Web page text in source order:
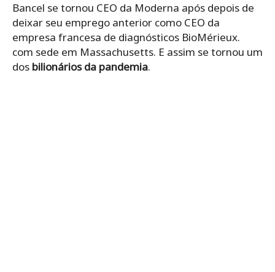
Bancel se tornou CEO da Moderna após depois de
deixar seu emprego anterior como CEO da
empresa francesa de diagnósticos BioMérieux.
com sede em Massachusetts. E assim se tornou um
dos bilionários da pandemia.